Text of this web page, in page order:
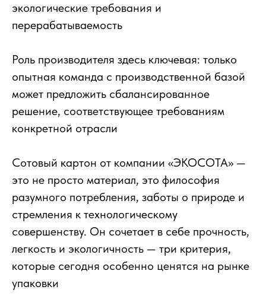
экологические требования и
перерабатываемость
Роль производителя здесь ключевая: только
опытная команда с производственной базой
может предложить сбалансированное
решение, соответствующее требованиям
конкретной отрасли
Сотовый картон от компании «ЭКОСОТА» —
это не просто материал, это философия
разумного потребления, заботы о природе и
стремления к технологическому
совершенству. Он сочетает в себе прочность,
легкость и экологичность — три критерия,
которые сегодня особенно ценятся на рынке
упаковки